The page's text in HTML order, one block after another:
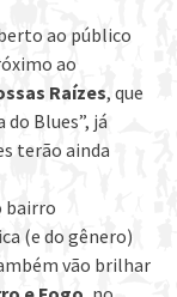
ao público
ao
Raízes, que
do Blues”, já
terão ainda
bairro
(e do gênero)
vão brilhar